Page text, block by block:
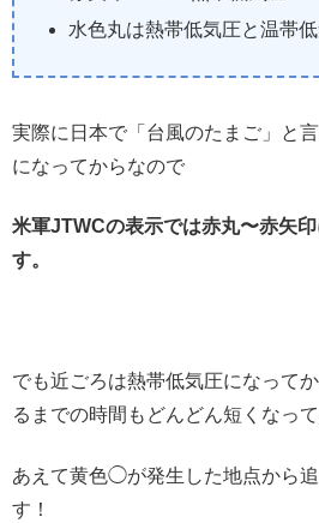
水色丸は熱帯低気圧と温帯
実際に日本で「台風のたまご」と
になってからなので
米軍JTWCの表示では赤丸〜赤矢
す。
でも近ごろは熱帯低気圧になって
るまでの時間もどんどん短くなっ
あえて黄色◯が発生した地点から
す！